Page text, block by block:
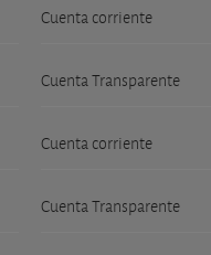
Cuenta corriente
Cuenta Transparente
Cuenta corriente
Cuenta Transparente